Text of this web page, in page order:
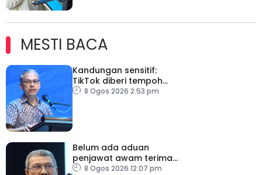
MESTI BACA
Kandungan sensitif:
TikTok diberi tempoh
perkukuh sistem
8 Ogos 2026 2:53 pm
Belum ada aduan
penjawat awam terima
tekanan daripada ahli
8 Ogos 2026 12:07 pm